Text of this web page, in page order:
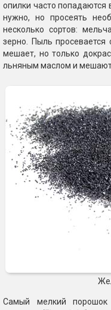
опилки часто попадаются
нужно, но просеять
несколько сортов:
зерно. Пыль просевается
мешает, но только
льняным маслом и мешают
Самый мелкий порошок